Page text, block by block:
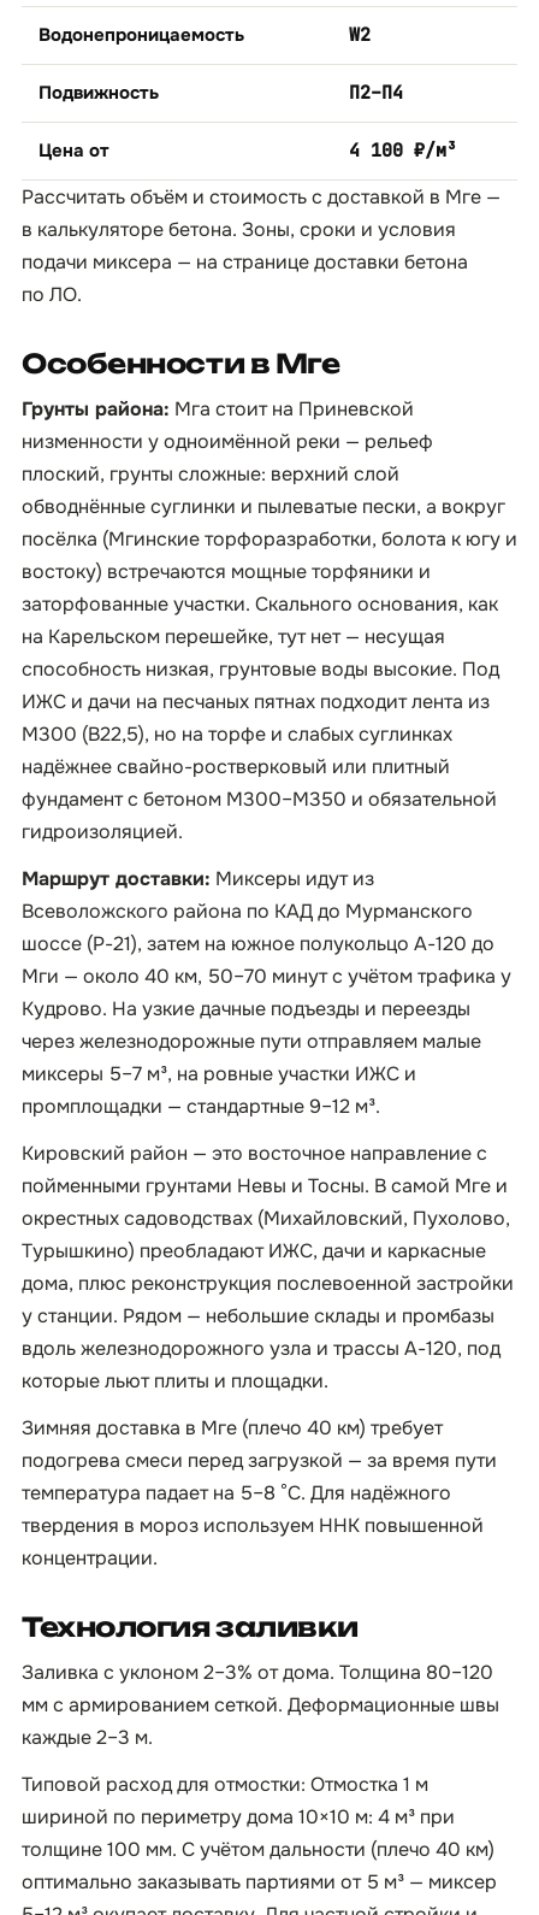
Водонепроницаемость W2
Подвижность П2–П4
Цена от 4 100 ₽/м³
Рассчитать объём и стоимость с доставкой в Мге —
в калькуляторе бетона. Зоны, сроки и условия
подачи миксера — на страницедоставки бетона
по ЛО.
Особенности в Мге
Грунты района: Мга стоит на Приневской
низменности у одноимённой реки — рельеф
плоский, грунты сложные: верхний слой
обводнённые суглинки и пылеватые пески, а вокруг
посёлка (Мгинские торфоразработки, болота к югу и
востоку) встречаются мощные торфяники и
заторфованные участки. Скального основания, как
на Карельском перешейке, тут нет — несущая
способность низкая, грунтовые воды высокие. Под
ИЖС и дачи на песчаных пятнах подходит лента из
М300 (B22,5), но на торфе и слабых суглинках
надёжнее свайно-ростверковый или плитный
фундамент с бетоном М300–М350 и обязательной
гидроизоляцией.
Маршрут доставки: Миксеры идут из
Всеволожского района по КАД до Мурманского
шоссе (Р-21), затем на южное полукольцо А-120 до
Мги — около 40 км, 50–70 минут с учётом трафика у
Кудрово. На узкие дачные подъезды и переезды
через железнодорожные пути отправляем малые
миксеры 5–7 м³, на ровные участки ИЖС и
промплощадки — стандартные 9–12 м³.
Кировский район — это восточное направление с
пойменными грунтами Невы и Тосны. В самой Мге и
окрестных садоводствах (Михайловский, Пухолово,
Турышкино) преобладают ИЖС, дачи и каркасные
дома, плюс реконструкция послевоенной застройки
у станции. Рядом — небольшие склады и промбазы
вдоль железнодорожного узла и трассы А-120, под
которые льют плиты и площадки.
Зимняя доставка в Мге (плечо 40 км) требует
подогрева смеси перед загрузкой — за время пути
температура падает на 5–8 °C. Для надёжного
твердения в мороз используем ННК повышенной
концентрации.
Технология заливки
Заливка с уклоном 2–3% от дома. Толщина 80–120
мм с армированием сеткой. Деформационные швы
каждые 2–3 м.
Типовой расход для отмостки: Отмостка 1 м
шириной по периметру дома 10×10 м: 4 м³ при
толщине 100 мм. С учётом дальности (плечо 40 км)
оптимально заказывать партиями от 5 м³ — миксер